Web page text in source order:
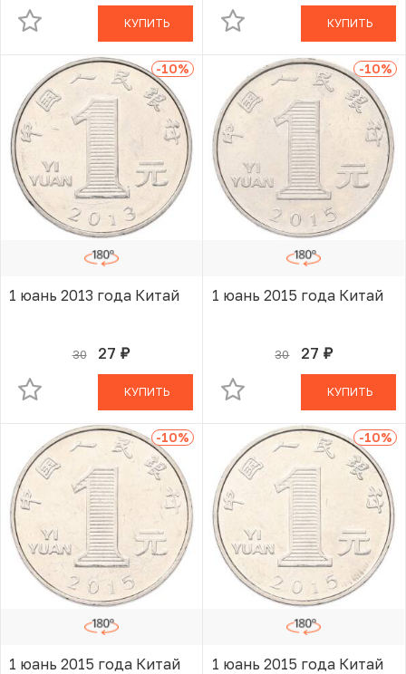
КУПИТЬ КУПИТЬ
-10%
1 юань 2013 года Китай
30 27 руб.
В КОРЗИНЕ
КУПИТЬ
-10%
1 юань 2015 года Китай
30 27 руб.
В КОРЗИНЕ
КУПИТЬ
-10%
1 юань 2015 года Китай
-10%
1 юань 2015 года Китай